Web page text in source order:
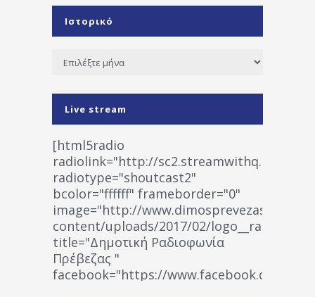
Ιστορικό
Ιστορικό
Live stream
[html5radio
radiolink="http://
radiotype="shoutcast2"
bcolor="ffffff" frameborder="0"
image="http://www.dimosprevezas.gr/wp-
content/uploads/2017/02/
title="Δημοτική Ραδιοφωνία
Πρέβεζας "
facebook="https://www.facebook.com/